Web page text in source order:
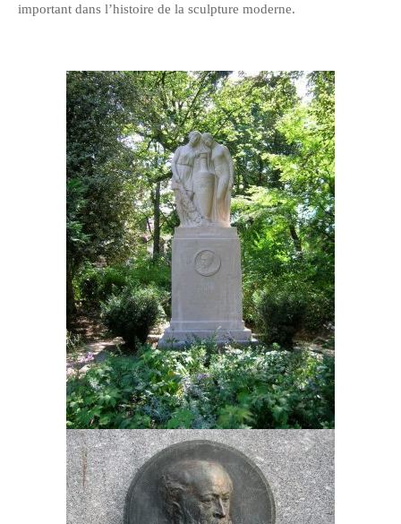
important dans l’histoire de la sculpture moderne.